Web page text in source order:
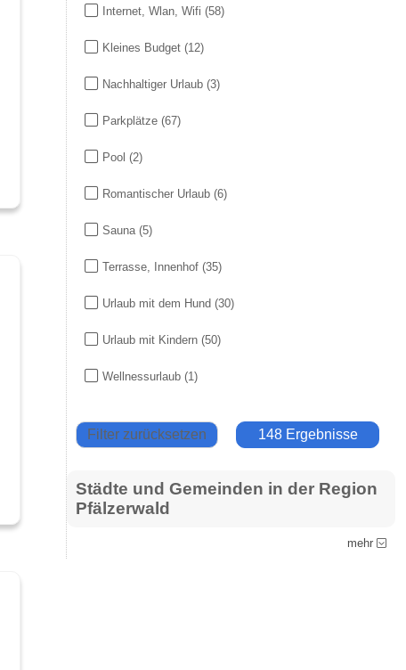
Internet, Wlan, Wifi (58)
Kleines Budget (12)
Nachhaltiger Urlaub (3)
Parkplätze (67)
Pool (2)
Romantischer Urlaub (6)
Sauna (5)
Terrasse, Innenhof (35)
Urlaub mit dem Hund (30)
Urlaub mit Kindern (50)
Wellnessurlaub (1)
Filter zurücksetzen 148 Ergebnisse
Städte und Gemeinden in der Region
Pfälzerwald
mehr